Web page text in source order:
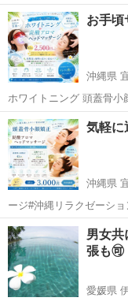
小顔矯正…
沖縄 宜野湾市 エ
お手頃
沖縄県
ホワイトニング 頭蓋骨小
すキレイにな…
沖縄 宜野湾市
気軽に
沖縄県
ージ#沖縄リラクゼーショ
サロンキング…
沖縄 宜野湾市 エ
男女共
張も🉑
愛媛県